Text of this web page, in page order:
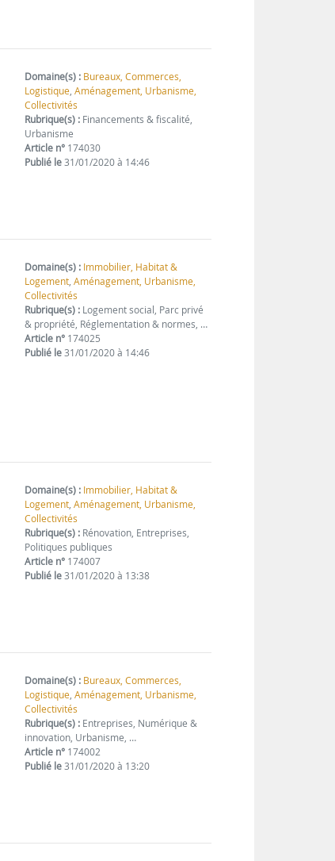
Domaine(s) : Bureaux, Commerces,
Logistique,Aménagement, Urbanisme,
Collectivités
Rubrique(s) : Financements & fiscalité,
Urbanisme
Article n° 174030
Publié le31/01/2020 à 14:46
Domaine(s) : Immobilier, Habitat &
Logement,Aménagement, Urbanisme,
Collectivités
Rubrique(s) : Logement social, Parc privé
& propriété, Réglementation & normes, …
Article n° 174025
Publié le31/01/2020 à 14:46
Domaine(s) : Immobilier, Habitat &
Logement,Aménagement, Urbanisme,
Collectivités
Rubrique(s) : Rénovation, Entreprises,
Politiques publiques
Article n° 174007
Publié le31/01/2020 à 13:38
Domaine(s) : Bureaux, Commerces,
Logistique,Aménagement, Urbanisme,
Collectivités
Rubrique(s) : Entreprises, Numérique &
innovation, Urbanisme, …
Article n° 174002
Publié le31/01/2020 à 13:20